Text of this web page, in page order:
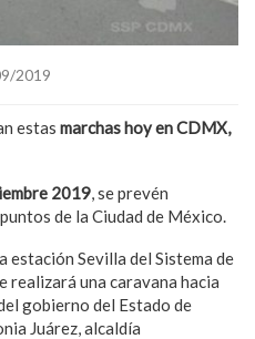
2019
estas marchas hoy en CDMX,
2019, se prevén
de la Ciudad de México.
estación Sevilla del Sistema de
una caravana hacia
gobierno del Estado de
Juárez, alcaldía